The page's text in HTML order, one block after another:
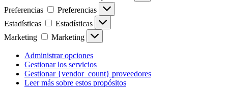
Preferencias
Preferencias
Estadísticas
Estadísticas
Marketing
Marketing
Administrar opciones
Gestionar los servicios
Gestionar {vendor_count} proveedores
Leer más sobre estos propósitos